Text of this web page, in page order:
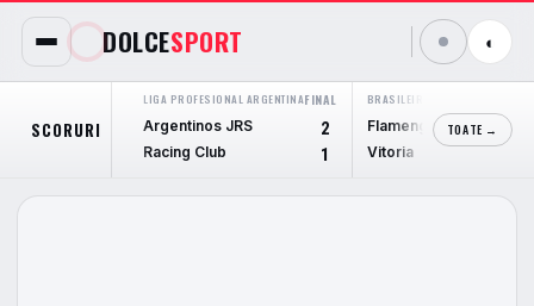
DOLCESPORT ◐
SCORURI
LIGA PROFESIONAL ARGENTINAFINAL
Argentinos JRS
2
Racing Club 1
BRASILEIRÃO SERIE A
Flamengo
2
Vitoria
TOATE →